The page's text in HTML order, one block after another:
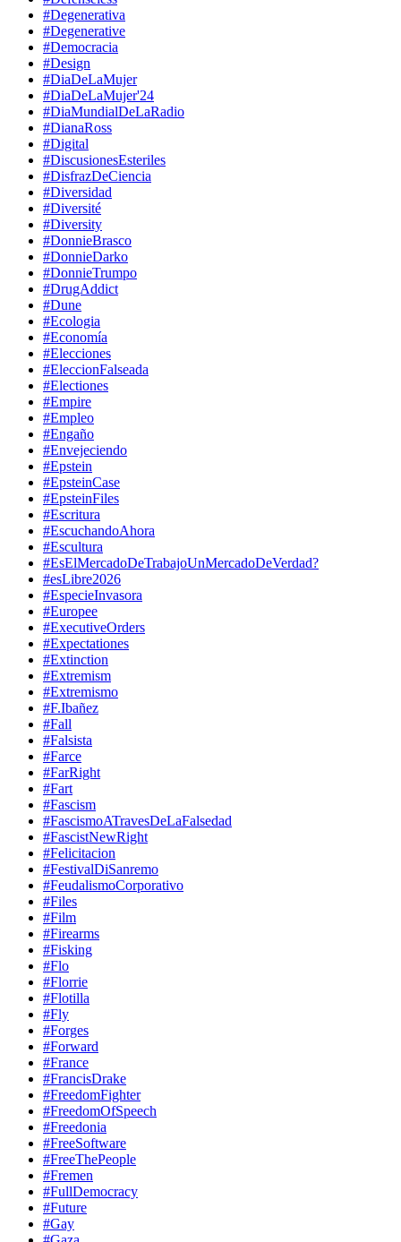
#Degenerativa
#Degenerative
#Democracia
#Design
#DiaDeLaMujer
#DiaDeLaMujer'24
#DiaMundialDeLaRadio
#DianaRoss
#Digital
#DiscusionesEsteriles
#DisfrazDeCiencia
#Diversidad
#Diversité
#Diversity
#DonnieBrasco
#DonnieDarko
#DonnieTrumpo
#DrugAddict
#Dune
#Ecologia
#Economía
#Elecciones
#EleccionFalseada
#Electiones
#Empire
#Empleo
#Engaño
#Envejeciendo
#Epstein
#EpsteinCase
#EpsteinFiles
#Escritura
#EscuchandoAhora
#Escultura
#EsElMercadoDeTrabajoUnMercadoDeVerdad?
#esLibre2026
#EspecieInvasora
#Europee
#ExecutiveOrders
#Expectationes
#Extinction
#Extremism
#Extremismo
#F.Ibañez
#Fall
#Falsista
#Farce
#FarRight
#Fart
#Fascism
#FascismoATravesDeLaFalsedad
#FascistNewRight
#Felicitacion
#FestivalDiSanremo
#FeudalismoCorporativo
#Files
#Film
#Firearms
#Fisking
#Flo
#Florrie
#Flotilla
#Fly
#Forges
#Forward
#France
#FrancisDrake
#FreedomFighter
#FreedomOfSpeech
#Freedonia
#FreeSoftware
#FreeThePeople
#Fremen
#FullDemocracy
#Future
#Gay